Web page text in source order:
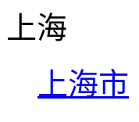
上海
上海市